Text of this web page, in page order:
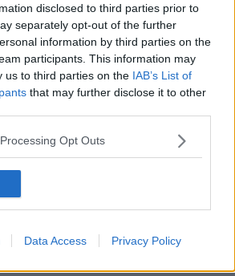
disclosed to third parties prior to
separately opt-out of the further
information by third parties on the
participants. This information may
us to third parties on the IAB’s List of
that may further disclose it to other
Opt Outs
Data Access Privacy Policy
Beine braucht, um bei
Lüttich-Bastogne-
Lüttich 2024 zu
bestehen